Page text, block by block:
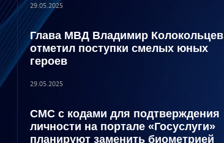
29.05.2025
Глава МВД Владимир Колокольцев
отметил поступки смелых юных
героев
29.05.2025
СМС с кодами для подтверждения
личности на портале «Госуслуги»
планируют заменить биометрией